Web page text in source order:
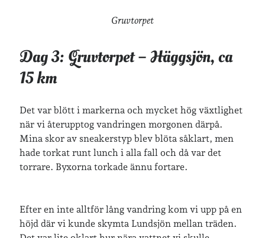
Gruvtorpet
Dag 3: Gruvtorpet – Häggsjön, ca
15 km
Det var blött i markerna och mycket hög växtlighet
när vi återupptog vandringen morgonen därpå.
Mina skor av sneakerstyp blev blöta såklart, men
hade torkat runt lunch i alla fall och då var det
torrare. Byxorna torkade ännu fortare.
Efter en inte alltför lång vandring kom vi upp på en
höjd där vi kunde skymta Lundsjön mellan träden.